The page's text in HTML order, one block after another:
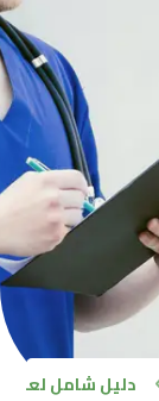
دليل شامل